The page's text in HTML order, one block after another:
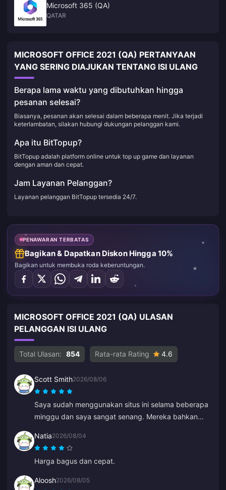
Microsoft 365 (QA)
QATAR
MICROSOFT OFFICE 2021 (QA) PERTANYAAN
YANG SERING DIAJUKAN TENTANG ISI ULANG
Berapa lama waktu yang dibutuhkan hingga
pesanan selesai?
Biasanya, pesanan akan selesai dalam beberapa menit. Jika terjadi
keterlambatan, silakan hubungi dukungan pelanggan kami.
Apa itu BitTopup?
BitTopup adalah platform online untuk top up game dan layanan
dengan aman dan cepat.
Jam Layanan Pelanggan?
Layanan pelanggan BitTopup tersedia 24/7.
PENAWARAN TERBATAS
Bagikan & Dapatkan Diskon Hingga 10%
Bagikan untuk membuka roda keberuntungan.
MICROSOFT OFFICE 2021 (QA) ULASAN
PELANGGAN ISI ULANG
Total Ulasan: 854 Rata-rata Rating 4.6
Scott Smith2026/08/06
Saya sudah menggunakan situs ini selama beberapa
minggu dan saya sangat senang. Mereka bahkan
pesanan saya, mudah dihubungi dan staf
dukungannya sangat ramah serta membantu.
Natia2026/08/04
Harga bagus dan cepat.
Aloosh2026/08/05